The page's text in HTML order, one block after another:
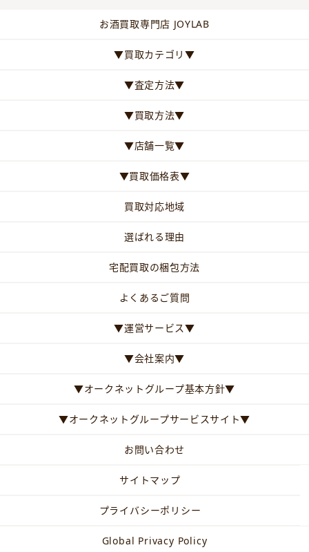
お酒買取専門店 JOYLAB
▼買取カテゴリ▼
▼査定方法▼
▼買取方法▼
▼店舗一覧▼
▼買取価格表▼
買取対応地域
選ばれる理由
宅配買取の梱包方法
よくあるご質問
▼運営サービス▼
▼会社案内▼
▼オークネットグループ基本方針▼
▼オークネットグループサービスサイト▼
お問い合わせ
サイトマップ
プライバシーポリシー
Global Privacy Policy